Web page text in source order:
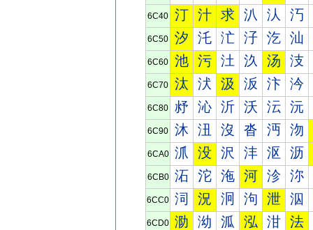
6C40 汀 汁 求 汃 汄 汅
6C50 汐 汑 汒 汓 汔 汕
6C60 池 污 汢 汣 汤 汥
6C70 汰 汱 汲 汳 汴 汵
6C80 沀 沁 沂 沃 沄 沅
6C90 沐 沑 沒 沓 沔 沕
6CA0 沠 没 沢 沣 沤 沥
6CB0 沰 沱 沲 河 沴 沵
6CC0 泀 況 泂 泃 泄 泅
6CD0 泐 泑 泒 泓 泔 法